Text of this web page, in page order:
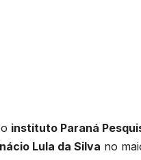
instituto Paraná
Lula da Silva no